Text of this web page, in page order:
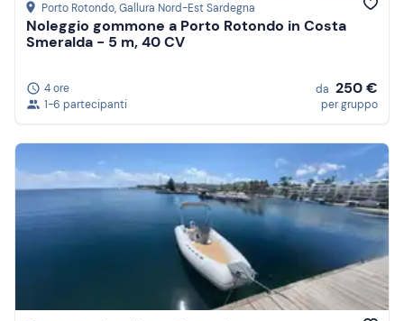
Porto Rotondo, Gallura Nord-Est Sardegna
Noleggio gommone a Porto Rotondo in Costa
Smeralda - 5 m, 40 CV
4 ore
1-6 partecipanti
da 250 €
per gruppo